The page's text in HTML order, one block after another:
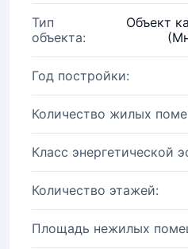
Тип
объекта:
Объект
Год постройки:
Количество жилых
Класс энергетической
Количество этажей:
Площадь нежилых